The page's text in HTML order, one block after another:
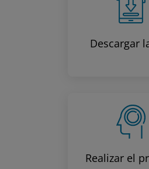
Descargar
Realizar el